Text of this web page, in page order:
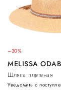
–30%
MELISSA
Шляпа плетеная
Уведомить о